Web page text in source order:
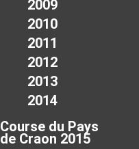
2009
2010
2011
2012
2013
2014
Course du Pays
de Craon 2015